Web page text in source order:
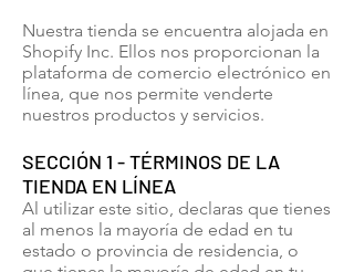
Nuestra tienda se encuentra alojada en
Shopify Inc. Ellos nos proporcionan la
plataforma de comercio electrónico en
línea, que nos permite venderte
nuestros productos y servicios.
SECCIÓN 1 - TÉRMINOS DE LA
TIENDA EN LÍNEA
Al utilizar este sitio, declaras que tienes
al menos la mayoría de edad en tu
estado o provincia de residencia, o